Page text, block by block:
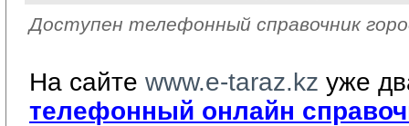
Доступен телефонный справочник
На сайте www.e-taraz.kz уже
телефонный онлайн